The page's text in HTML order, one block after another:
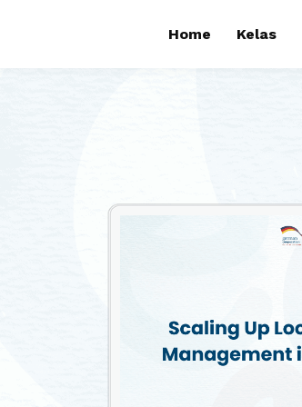
Home Kelas